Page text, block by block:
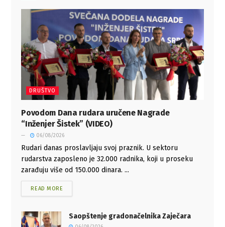
DRUŠTVO
Povodom Dana rudara uručene Nagrade
“Inženjer Šistek” (VIDEO)
06/08/2026
Rudari danas proslavljaju svoj praznik. U sektoru
rudarstva zaposleno je 32.000 radnika, koji u proseku
zarađuju više od 150.000 dinara. ...
READ MORE
Saopštenje gradonačelnika Zaječara